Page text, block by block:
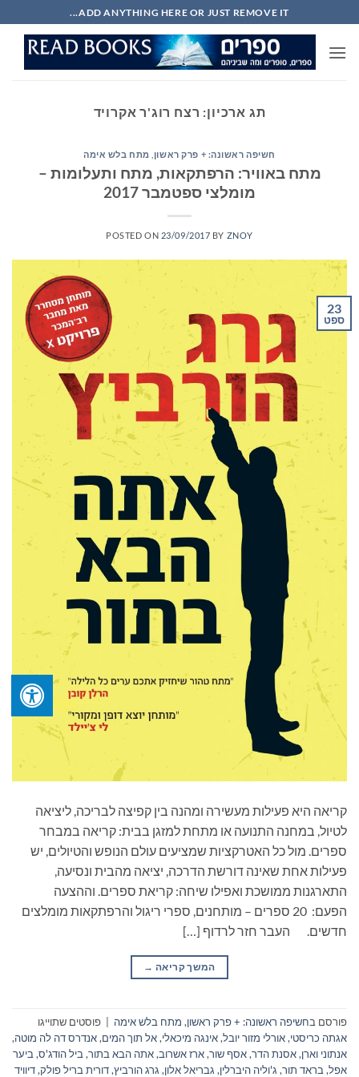
to
content
ADD ANYTHING HERE OR JUST REMOVE IT...
תג ארכיון: רצח רוג'ר אקרויד
חשיפה ראשונה: + פרק ראשון מתח בלש אימה
מתח באוויר: הרפתקאות, מתח ותעלומות –
מומלצי ספטמבר 2017
POSTED ON 23/09/2017 BY ZNOY
23
ספט
קריאה היא פעילות מעשירה ומהנה בין קפיצה לבריכה, ליציאה
לטיול, במחנה התנועה או מתחת למזגן בבית: קריאה במבחר
ספרים. מול כל האטרקציות שמציעים עולם הנופש והטיולים, יש
פעילות אחת שאינה דורשת הדרכה, יציאה מהבית ונסיעה,
התארגנות ממושכת ואפילו שיחה: קריאת ספרים. וההצעה
הפעם: 20 ספרים – מותחנים, ספרי ריגול והרפתקאות מומלצים
חדשים. העבר חזר לרדוף […]
המשך קריאה →
פורסם בחשיפה ראשונה: + פרק ראשון, מתח בלש אימה
פוסטים שתוייגו
אגתה כריסטי,אורלי מזור יובל,אינגה מיכאלי,אל תוך המים,אנדרס דה לה מוטה,
אנתוני וארן,אסנת הדר,אסף שור,ארז אשרוב,אתה הבא בתור,ביל הודג'ס,ביער
אפל,בראד תור, ג'וליה היברלין, גבריאל אלון, גרג הורביץ,דורית בריל פולק,דיוויד